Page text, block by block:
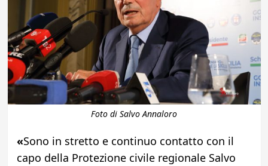
Foto di Salvo Annaloro
«Sono in stretto e continuo contatto con il
capo della Protezione civile regionale Salvo